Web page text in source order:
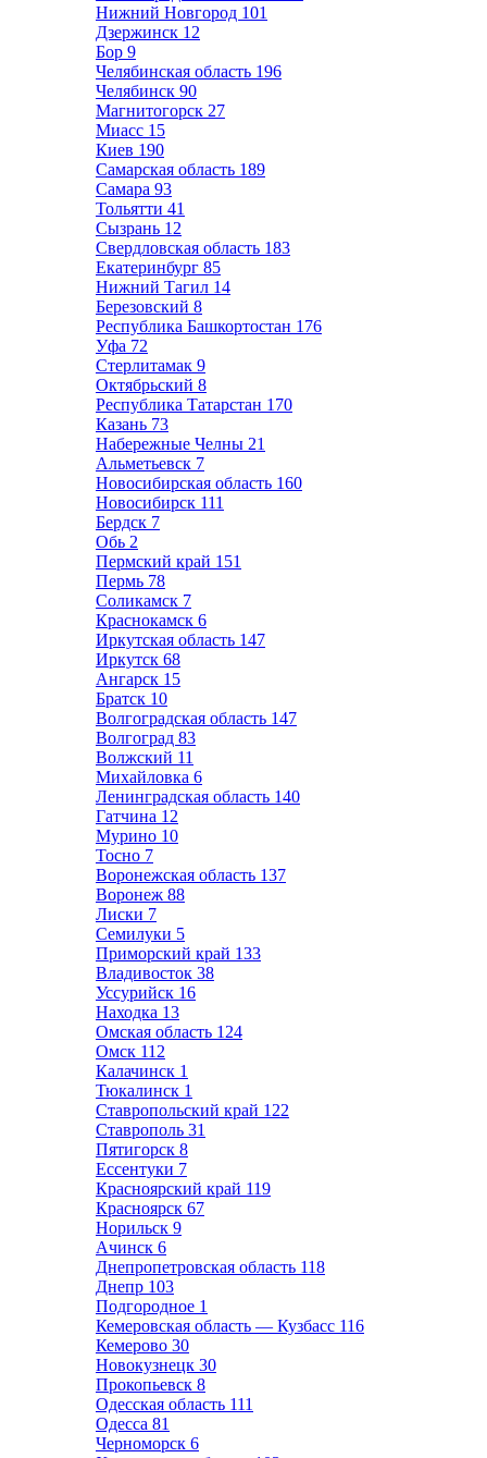
Нижний Новгород 101
Дзержинск 12
Бор 9
Челябинская область 196
Челябинск 90
Магнитогорск 27
Миасс 15
Киев 190
Самарская область 189
Самара 93
Тольятти 41
Сызрань 12
Свердловская область 183
Екатеринбург 85
Нижний Тагил 14
Березовский 8
Республика Башкортостан 176
Уфа 72
Стерлитамак 9
Октябрьский 8
Республика Татарстан 170
Казань 73
Набережные Челны 21
Альметьевск 7
Новосибирская область 160
Новосибирск 111
Бердск 7
Обь 2
Пермский край 151
Пермь 78
Соликамск 7
Краснокамск 6
Иркутская область 147
Иркутск 68
Ангарск 15
Братск 10
Волгоградская область 147
Волгоград 83
Волжский 11
Михайловка 6
Ленинградская область 140
Гатчина 12
Мурино 10
Тосно 7
Воронежская область 137
Воронеж 88
Лиски 7
Семилуки 5
Приморский край 133
Владивосток 38
Уссурийск 16
Находка 13
Омская область 124
Омск 112
Калачинск 1
Тюкалинск 1
Ставропольский край 122
Ставрополь 31
Пятигорск 8
Ессентуки 7
Красноярский край 119
Красноярск 67
Норильск 9
Ачинск 6
Днепропетровская область 118
Днепр 103
Подгородное 1
Кемеровская область — Кузбасс 116
Кемерово 30
Новокузнецк 30
Прокопьевск 8
Одесская область 111
Одесса 81
Черноморск 6